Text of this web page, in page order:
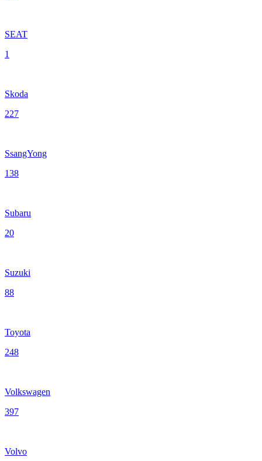
SEAT
1
Skoda
227
SsangYong
138
Subaru
20
Suzuki
88
Toyota
248
Volkswagen
397
Volvo